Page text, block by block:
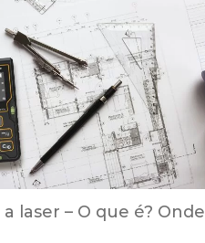
laser – O que é? Onde